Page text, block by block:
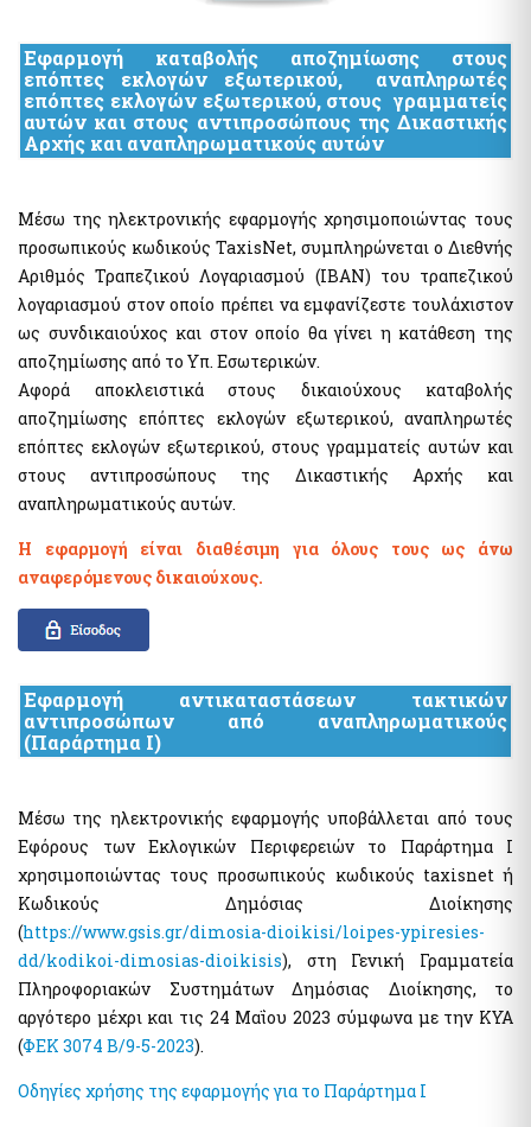
Hide list
Εφαρμογή καταβολής αποζημίωσης στους
επόπτες εκλογών εξωτερικού, αναπληρωτές
επόπτες εκλογών εξωτερικού, στους γραμματείς
αυτών και στους αντιπροσώπους της Δικαστικής
Αρχής και αναπληρωματικούς αυτών
Μέσω της ηλεκτρονικής εφαρμογής χρησιμοποιώντας τους
προσωπικούς κωδικούς TaxisNet, συμπληρώνεται ο Διεθνής
Αριθμός Τραπεζικού Λογαριασμού (IBAN) του τραπεζικού
λογαριασμού στον οποίο πρέπει να εμφανίζεστε τουλάχιστον
ως συνδικαιούχος και στον οποίο θα γίνει η κατάθεση της
αποζημίωσης από το Υπ. Εσωτερικών.
Αφορά αποκλειστικά στους δικαιούχους καταβολής
αποζημίωσης επόπτες εκλογών εξωτερικού, αναπληρωτές
επόπτες εκλογών εξωτερικού, στους γραμματείς αυτών και
στους αντιπροσώπους της Δικαστικής Αρχής και
αναπληρωματικούς αυτών.
Η εφαρμογή είναι διαθέσιμη για όλους τους ως άνω
αναφερόμενους δικαιούχους.
Εφαρμογή αντικαταστάσεων τακτικών
αντιπροσώπων από αναπληρωματικούς
(Παράρτημα Ι)
Μέσω της ηλεκτρονικής εφαρμογής υποβάλλεται από τους
Εφόρους των Εκλογικών Περιφερειών το Παράρτημα Ι
χρησιμοποιώντας τους προσωπικούς κωδικούς taxisnet ή
Κωδικούς Δημόσιας Διοίκησης
(https://www.gsis.gr/dimosia-dioikisi/loipes-ypiresies-
dd/kodikoi-dimosias-dioikisis), στη Γενική Γραμματεία
Πληροφοριακών Συστημάτων Δημόσιας Διοίκησης, το
αργότερο μέχρι και τις 24 Μαΐου 2023 σύμφωνα με την ΚΥΑ
(ΦΕΚ 3074 Β/9-5-2023).
Οδηγίες χρήσης της εφαρμογής για το Παράρτημα Ι